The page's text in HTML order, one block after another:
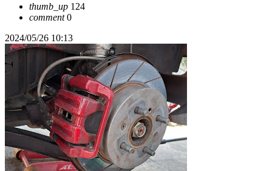
thumb_up 124
comment0
2024/05/26 10:13